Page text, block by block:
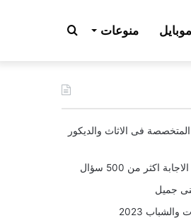
موبايل منوعات بحث
عن
فى الاثاث والديكور
اكثر من 500 سؤال
جميل
2023